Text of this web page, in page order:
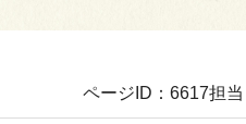
ページID：6617担